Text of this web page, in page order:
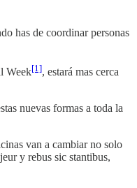
has de coordinar personas
Week[1], estará mas cerca
nuevas formas a toda la
van a cambiar no solo
y rebus sic stantibus,